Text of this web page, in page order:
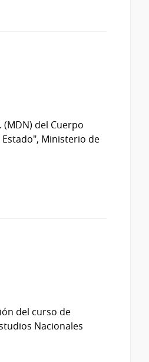
del Cuerpo
Ministerio de
del curso de
Nacionales